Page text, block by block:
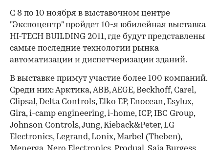
С 8 по 10 ноября в выставочном центре
"Экспоцентр" пройдет 10-я юбилейная выставка
HI-TECH BUILDING 2011, где будут представлены
самые последние технологии рынка
автоматизации и диспетчеризации зданий.
В выставке примут участие более 100 компаний.
Среди них: Арктика, ABB, AEGE, Beckhoff, Carel,
Clipsal, Delta Controls, Elko EP, Enocean, Esylux,
Gira, i-camp engineering, i-home, ICP, IBC Group,
Johnson Controls, Jung, Kieback&Peter, LG
Electronics, Legrand, Lonix, Marbel (Theben),